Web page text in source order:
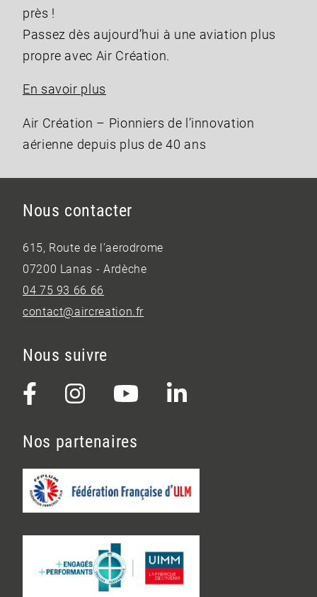
près !
Passez dès aujourd’hui à une aviation plus
propre avec Air Création.
En savoir plus
Air Création – Pionniers de l’innovation
aérienne depuis plus de 40 ans
Nous contacter
615, Route de l’aerodrome
07200 Lanas - Ardèche
04 75 93 66 66
contact@aircreation.fr
Nous suivre
Nos partenaires